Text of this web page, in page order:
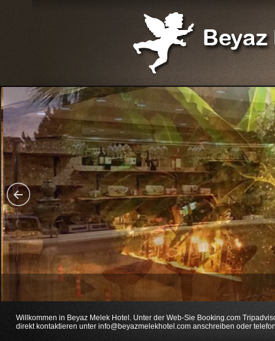
Willkommen in Beyaz Melek Hotel. Unter der Web-Sie Booking.com
direkt kontaktieren unter info@beyazmelekhotel.com anschreiben oder